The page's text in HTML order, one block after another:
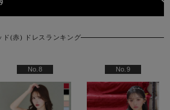
ド(赤) ドレスランキング
ング (レッド(
No.8 No.9